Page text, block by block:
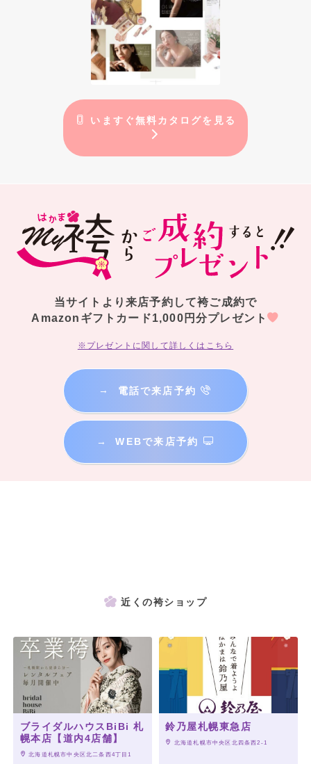
いますぐ無料カタログを見る
当サイトより来店予約して袴ご成約で
Amazonギフトカード1,000円分プレゼント
※プレゼントに関して詳しくはこちら
→ 電話で来店予約
→ WEBで来店予約
近くの袴ショップ
ブライダルハウスBiBi 札
幌本店【道内4店舗】
北海道札幌市中央区北二条西4丁目1
鈴乃屋札幌東急店
北海道札幌市中央区北四条西2-1